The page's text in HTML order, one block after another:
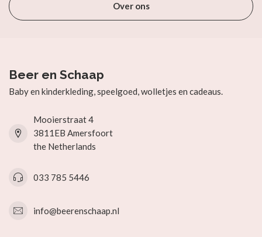
Over ons
Beer en Schaap
Baby en kinderkleding, speelgoed, wolletjes en cadeaus.
Mooierstraat 4
3811EB Amersfoort
the Netherlands
033 785 5446
info@beerenschaap.nl